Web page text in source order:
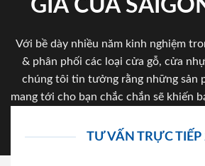
GIA CỦA
Với bề dày nhiều năm kinh nghiệm
& phân phối các loại cửa gỗ, cửa
chúng tôi tin tưởng rằng những sản
mang tới cho bạn chắc chắn sẽ khiến
TƯ VẤN TRỰC